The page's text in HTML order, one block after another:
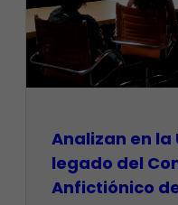
Analizan en la
legado del
Anfictiónico